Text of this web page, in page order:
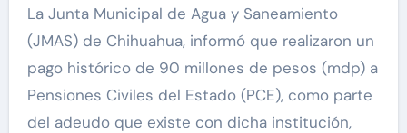
La Junta Municipal de Agua y Saneamiento
(JMAS) de Chihuahua, informó que realizaron un
pago histórico de 90 millones de pesos (mdp) a
Pensiones Civiles del Estado (PCE), como parte
del adeudo que existe con dicha institución,